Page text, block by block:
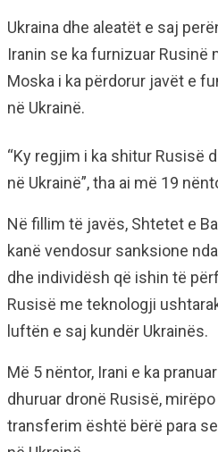
Ukraina dhe aleatët e saj
Iranin se ka furnizuar Rusinë
Moska i ka përdorur javët e
në Ukrainë.
“Ky regjim i ka shitur Rusisë
në Ukrainë”, tha ai më 19
Në fillim të javës, Shtetet e
kanë vendosur sanksione
dhe individësh që ishin të
Rusisë me teknologji
luftën e saj kundër Ukrainës.
Më 5 nëntor, Irani e ka
dhuruar dronë Rusisë,
transferim është bërë para